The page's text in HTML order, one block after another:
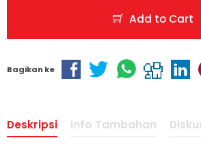
Add to Cart
Bagikan ke
Deskripsi Info Tambahan